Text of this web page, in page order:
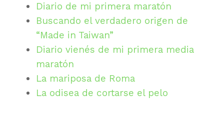
Diario de mi primera maratón
Buscando el verdadero origen de
“Made in Taiwan”
Diario vienés de mi primera media
maratón
La mariposa de Roma
La odisea de cortarse el pelo